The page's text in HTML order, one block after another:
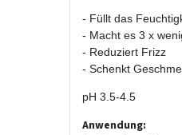
- Füllt das
- Macht es 3 x
- Reduziert Frizz
- Schenkt
pH 3.5-4.5
Anwendung: